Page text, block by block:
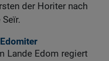
der Horiter nach
Lande Edom regiert